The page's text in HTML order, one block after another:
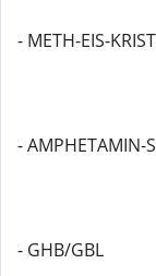
- METH-EIS-
- AMPHETAMIN-
- GHB/GBL